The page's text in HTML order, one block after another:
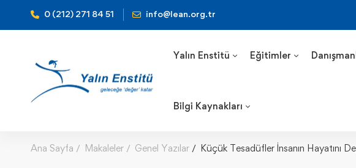
0 (212) 271 84 51 info@lean.org.tr
Yalın Enstitü Eğitimler
Bilgi Kaynakları
Ana Sayfa Makaleler Genel Yazılar Küçük Tesadüfler İnsanın Hayatını